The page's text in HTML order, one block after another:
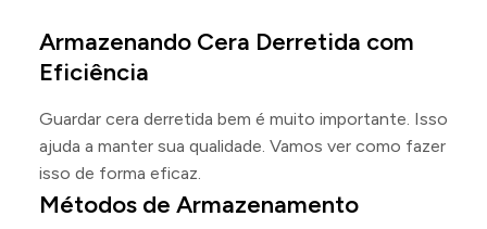
Armazenando Cera Derretida com
Eficiência
Guardar cera derretida bem é muito importante. Isso
ajuda a manter sua qualidade. Vamos ver como fazer
isso de forma eficaz.
Métodos de Armazenamento